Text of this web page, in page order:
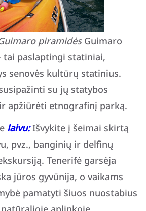
piramidėsGuimaro
tai paslaptingi statiniai,
senovės kultūrų statinius.
su jų statybos
apžiūrėti etnografinį parką.
laivu:Išvykite į šeimai skirtą
pvz., banginių ir delfinų
Tenerifė garsėja
jūros gyvūnija, o vaikams
pamatyti šiuos nuostabius